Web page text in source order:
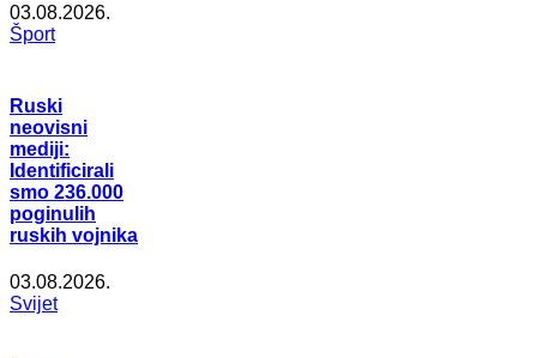
03.08.2026.
Šport
Ruski
neovisni
mediji:
Identificirali
smo 236.000
poginulih
ruskih vojnika
03.08.2026.
Svijet